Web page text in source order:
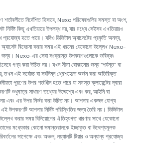
শর্তাবলীতে নির্দেশিত হিসাবে, Nexo পরিষেবাগুলির সমস্ত বা অংশ,
নির্দিষ্ট কিছু এখতিয়ারে উপলব্ধ নয়, যার মধ্যে সেইসব এখতিয়ারও
প্রযোজ্য হতে পারে। যদিও ডিজিটাল অ্যাসেটের প্রকৃতি অনন্য,
অ্যাসেট বিবেচনা করার সময় এই ধরনের যেকোনো উল্লেখ Nexo-
জন্য। Nexo-এর সেবা সংক্রান্ত উপকরণগুলোকে ভবিষ্যৎ
হিসেবে গণ্য করা উচিত নয়। যখন সীমা বোঝানোর জন্য "পর্যন্ত" বা
এই সর্বোচ্চ বা সর্বনিম্ন থ্রেশহোল্ড অর্জন করা অতিরিক্ত
পূরণের উপর শর্তাধীন হতে পারে যা সমস্ত ক্লায়েন্টের দ্বারা
শুধুমাত্র সাধারণ তথ্যের উদ্দেশ্যে এবং কর, আইনি বা
নয় এবং এর উপর নির্ভর করা উচিত নয়। আপনার একজন যোগ্য
উপকরণটি আপনার নির্দিষ্ট পরিস্থিতির জন্য তৈরি নয়। ডিজিটাল
করার সময় বিনিয়োগের ঐতিহ্যগত ধারণার সাথে যেকোনো
মধ্যেকার কোনো সমান্তরালকে ইচ্ছাকৃত বা উদ্দেশ্যমূলক
সাপেক্ষে এবং অঞ্চল, লয়্যালটি টিয়ার ও অন্যান্য প্রযোজ্য